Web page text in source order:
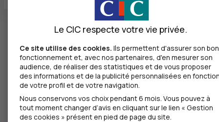
Le CIC respecte votre vie privée.
Ce site utilise des cookies. Ils permettent d'assurer son bon
fonctionnement et, avec nos partenaires, d'en mesurer son
audience, de réaliser des statistiques et de vous proposer
des informations et de la publicité personnalisées en
de votre profil et de votre navigation.
Nous conservons vos choix pendant 6 mois. Vous pouvez à
tout moment changer d’avis en cliquant sur le lien « Gestion
des cookies » présent en pied de page du site.